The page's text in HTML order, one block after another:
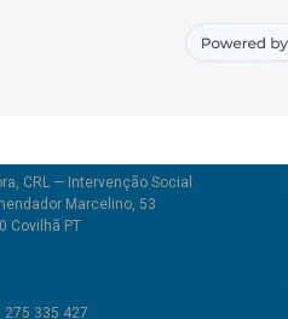
CRL — Intervenção Social
Marcelino, 53
Covilhã PT
335 427